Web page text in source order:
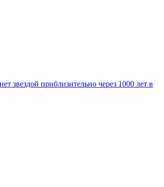
звездой приблизительно через 1000 лет в